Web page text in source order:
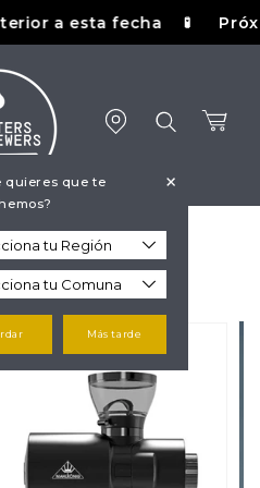
a esta fecha
quieres que te
+
Más tarde
OMNIA